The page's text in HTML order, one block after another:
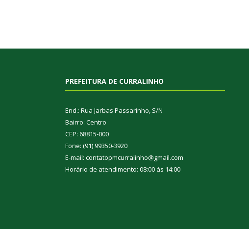
PREFEITURA DE CURRALINHO
End.: Rua Jarbas Passarinho, S/N
Bairro: Centro
CEP: 68815-000
Fone: (91) 99350-3920
E-mail: contatopmcurralinho@gmail.com
Horário de atendimento: 08:00 às 14:00